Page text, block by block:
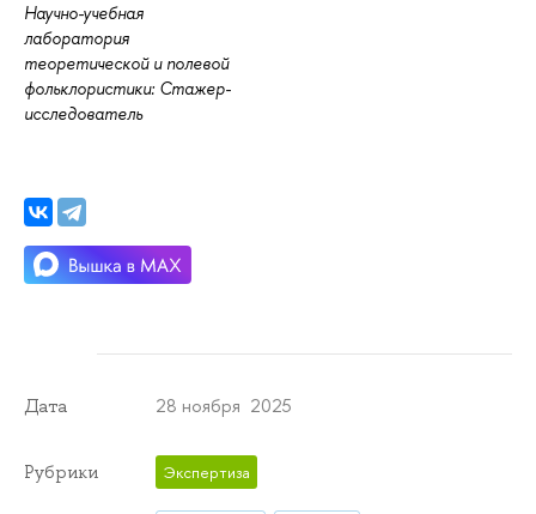
Научно-учебная
лаборатория
теоретической и полевой
фольклористики: Стажер-
исследователь
Дата 28 ноября 2025
Рубрики Экспертиза